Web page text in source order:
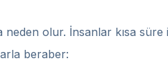
neden olur. İnsanlar kısa
beraber: